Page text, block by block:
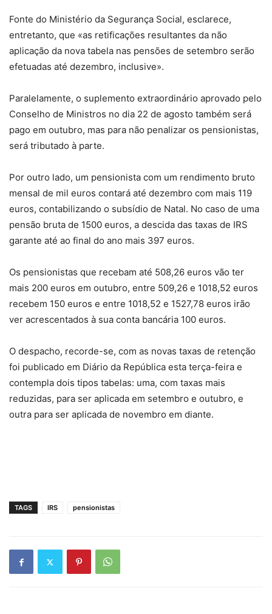
Fonte do Ministério da Segurança Social, esclarece,
entretanto, que «as retificações resultantes da não
aplicação da nova tabela nas pensões de setembro serão
efetuadas até dezembro, inclusive».
Paralelamente, o suplemento extraordinário aprovado pelo
Conselho de Ministros no dia 22 de agosto também será
pago em outubro, mas para não penalizar os pensionistas,
será tributado à parte.
Por outro lado, um pensionista com um rendimento bruto
mensal de mil euros contará até dezembro com mais 119
euros, contabilizando o subsídio de Natal. No caso de uma
pensão bruta de 1500 euros, a descida das taxas de IRS
garante até ao final do ano mais 397 euros.
Os pensionistas que recebam até 508,26 euros vão ter
mais 200 euros em outubro, entre 509,26 e 1018,52 euros
recebem 150 euros e entre 1018,52 e 1527,78 euros irão
ver acrescentados à sua conta bancária 100 euros.
O despacho, recorde-se, com as novas taxas de retenção
foi publicado em Diário da República esta terça-feira e
contempla dois tipos tabelas: uma, com taxas mais
reduzidas, para ser aplicada em setembro e outubro, e
outra para ser aplicada de novembro em diante.
TAGS IRS pensionistas